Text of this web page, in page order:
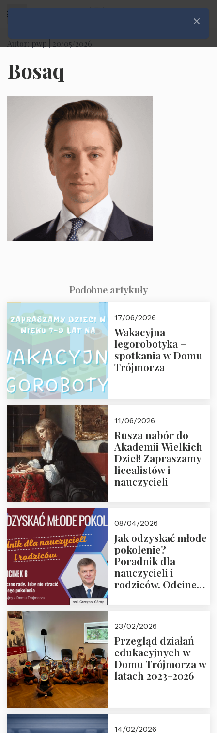
Autor: pwp | 20/05/2026
Bosaq
Podobne artykuły
17/06/2026
Wakacyjna
legorobotyka –
spotkania w Domu
Trójmorza
11/06/2026
Rusza nabór do
Akademii Wielkich
Dzieł! Zapraszamy
licealistów i
nauczycieli
08/04/2026
Jak odzyskać młode
pokolenie?
Poradnik dla
nauczycieli i
rodziców. Odcinek
Rozmawiają red.
Grzegorz Górny i
prof. Michał
Łuczewski
23/02/2026
Przegląd działań
edukacyjnych w
Domu Trójmorza w
latach 2023-2026
14/02/2026
Zamknij